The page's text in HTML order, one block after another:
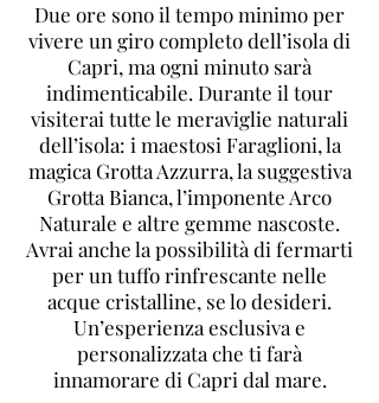
Due ore sono il tempo minimo per
vivere un giro completo dell’isola di
Capri, ma ogni minuto sarà
indimenticabile. Durante il tour
visiterai tutte le meraviglie naturali
dell’isola: i maestosi Faraglioni, la
magica Grotta Azzurra, la suggestiva
Grotta Bianca, l’imponente Arco
Naturale e altre gemme nascoste.
Avrai anche la possibilità di fermarti
per un tuffo rinfrescante nelle
acque cristalline, se lo desideri.
Un’esperienza esclusiva e
personalizzata che ti farà
innamorare di Capri dal mare.